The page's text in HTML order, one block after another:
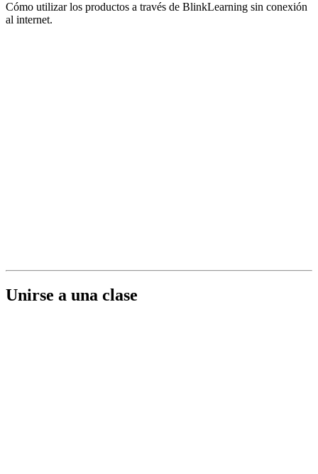
Cómo utilizar los productos a través de BlinkLearning sin conexión
al internet.
Unirse a una clase